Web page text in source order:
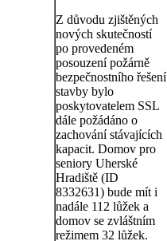
Z důvodu zjištěných
nových skutečností
po provedeném
posouzení požárně
bezpečnostního řešení
stavby bylo
poskytovatelem SSL
dále požádáno o
zachování stávajících
kapacit. Domov pro
seniory Uherské
Hradiště (ID
8332631) bude mít i
nadále 112 lůžek a
domov se zvláštním
režimem 32 lůžek.